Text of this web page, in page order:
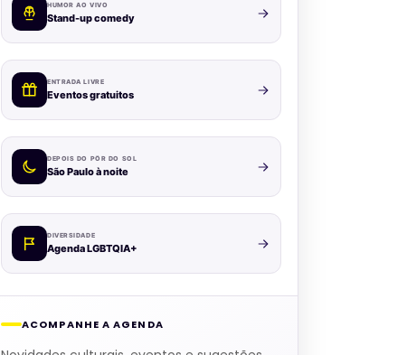
HUMOR AO VIVO
Stand-up comedy
ENTRADA LIVRE
Eventos gratuitos
DEPOIS DO PÔR DO SOL
São Paulo à noite
DIVERSIDADE
Agenda LGBTQIA+
ACOMPANHE A AGENDA